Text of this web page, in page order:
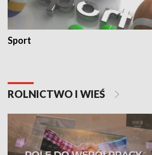
Sport
ROLNICTWO I WIEŚ